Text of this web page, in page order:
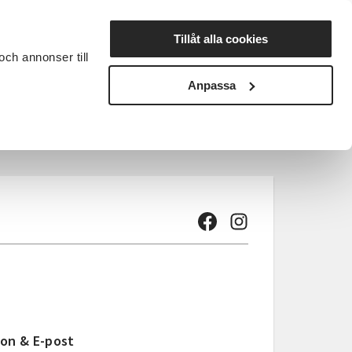
annonser till
Tillåt alla cookies
Anpassa
Nyheter Avdelningar
& E-post